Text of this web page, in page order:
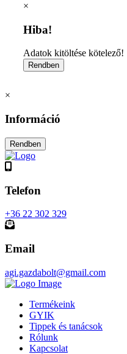
×
Hiba!
Adatok kitöltése kötelező!
×
Információ
Telefon
+36 22 302 329
Email
agi.gazdabolt@gmail.com
Termékeink
GYIK
Tippek és tanácsok
Rólunk
Kapcsolat